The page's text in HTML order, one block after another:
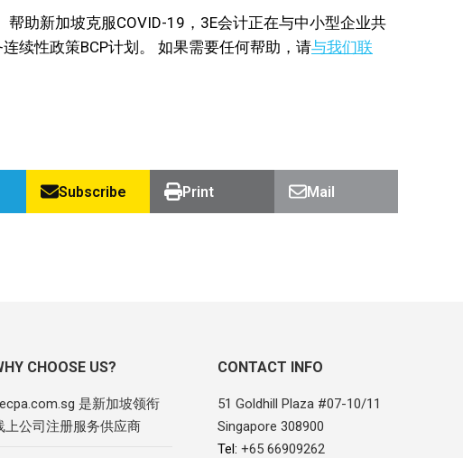
助新加坡克服COVID-19，3E会计正在与中小型企业共
续性政策BCP计划。 如果需要任何帮助，请与我们联
Subscribe Print Mail
CHOOSE US?
是新加坡领衔
上公司注册服务供应商
CONTACT INFO
51 Goldhill Plaza #07-10/11
Singapore 308900
Tel: +65 66909262